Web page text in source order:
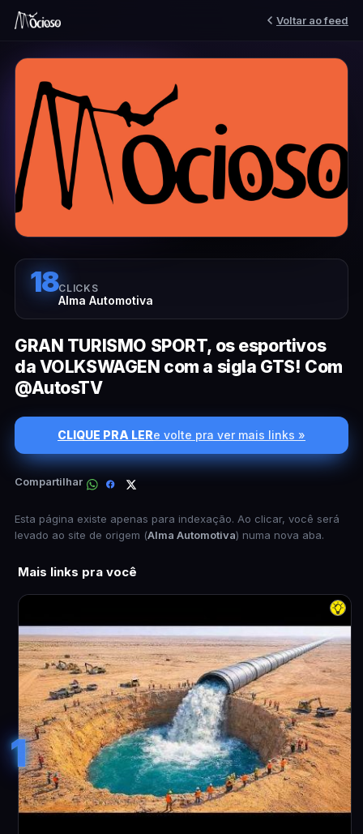
Voltar ao feed
18CLICKS
Alma Automotiva
GRAN TURISMO SPORT, os esportivos
da VOLKSWAGEN com a sigla GTS! Com
@AutosTV
CLIQUE PRA LERe volte pra ver mais links »
Compartilhar
Esta página existe apenas para indexação. Ao clicar, você será
levado ao site de origem (Alma Automotiva) numa nova aba.
Mais links pra você
1